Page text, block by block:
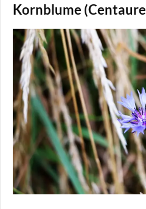
Kornblume